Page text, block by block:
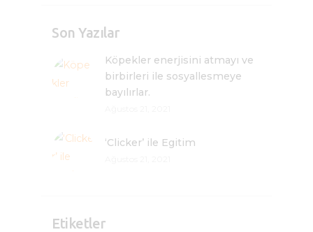
Son Yazılar
Köpekler enerjisini atmayı ve
birbirleri ile sosyallesmeye
bayılırlar.
‘Clicker’ ile Egitim
Etiketler